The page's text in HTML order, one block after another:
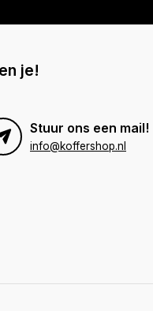
je!
Stuur ons een mail!
info@koffershop.nl